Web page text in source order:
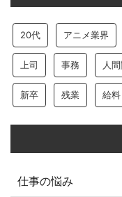
20代 アニメ業界
上司 事務 人
新卒 残業 給料
仕事の悩み